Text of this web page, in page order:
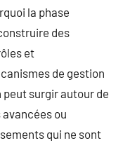
la phase
des
et
de gestion
surgir autour de
ou
qui ne sont